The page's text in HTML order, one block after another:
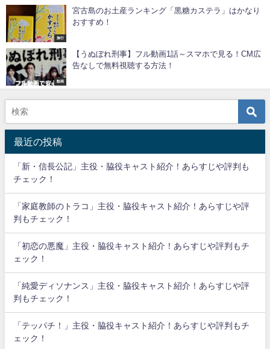
旅行
宮古島のお土産ランキング「黒糖カステラ」はかなり
おすすめ！
動画
【うぬぼれ刑事】フル動画1話～スマホで見る！CM広
告なしで無料視聴する方法！
最近の投稿
「新・信長公記」主役・脇役キャスト紹介！あらすじや評判も
チェック！
「家庭教師のトラコ」主役・脇役キャスト紹介！あらすじや評
判もチェック！
「初恋の悪魔」主役・脇役キャスト紹介！あらすじや評判もチ
ェック！
「純愛ディソナンス」主役・脇役キャスト紹介！あらすじや評
判もチェック！
「テッパチ！」主役・脇役キャスト紹介！あらすじや評判もチ
ェック！